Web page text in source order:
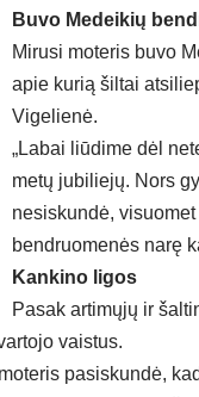
Buvo Medeikių
Mirusi moteris buvo
apie kurią šiltai
Vigelienė.
„Labai liūdime dėl
metų jubiliejų. Nors
nesiskundė,
bendruomenės narę
Kankino ligos
Pasak artimųjų ir
vaistus.
pasiskundė,